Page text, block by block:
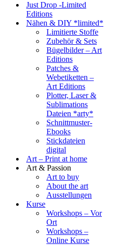
Just Drop -Limited
Editions
Nähen & DIY *limited*
Limitierte Stoffe
Zubehör & Sets
Bügelbilder – Art
Editions
Patches &
Webetiketten –
Art Editions
Plotter, Laser &
Sublimations
Dateien *arty*
Schnittmuster-
Ebooks
Stickdateien
digital
Art – Print at home
Art & Passion
Art to buy
About the art
Ausstellungen
Kurse
Workshops – Vor
Ort
Workshops –
Online Kurse